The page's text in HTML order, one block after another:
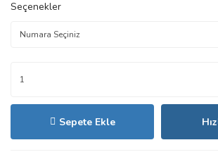
Seçenekler
Sepete Ekle